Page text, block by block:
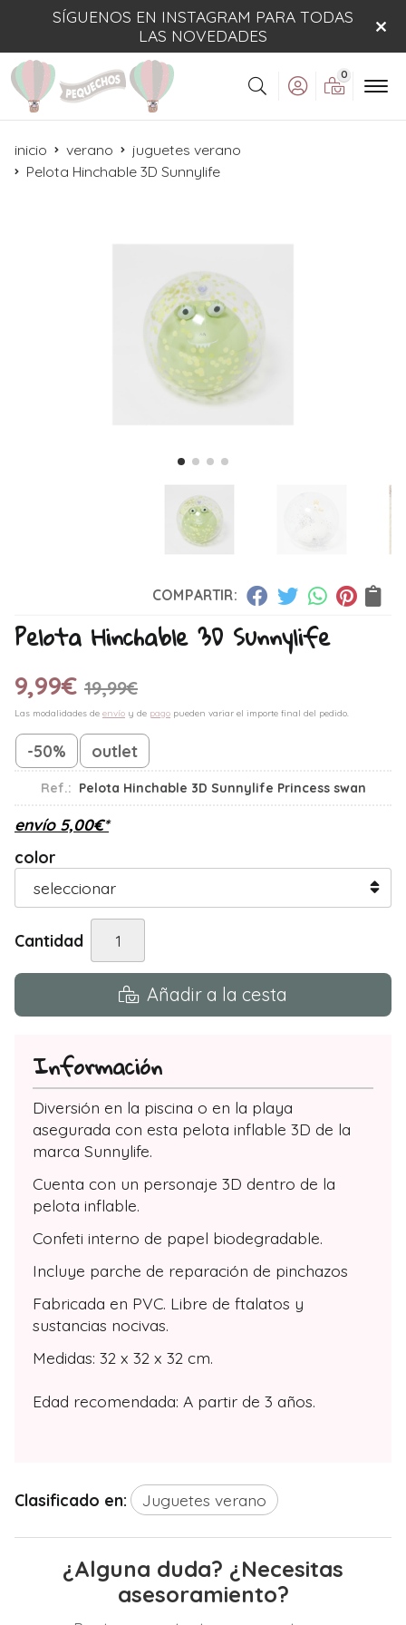
SÍGUENOS EN INSTAGRAM PARA TODAS
LAS NOVEDADES
Buscar
0
inicio verano
juguetes verano
Pelota Hinchable 3D Sunnylife
COMPARTIR:
Pelota Hinchable 3D Sunnylife
9,99€ 19,99€
Las modalidades de envío y de pago pueden variar el importe final del pedido.
-50% outlet
Ref.: Pelota Hinchable 3D Sunnylife Princess swan
envío 5,00€*
color
Cantidad
Añadir a la cesta
Información
Diversión en la piscina o en la playa
asegurada con esta pelota inflable 3D de la
marca Sunnylife.
Cuenta con un personaje 3D dentro de la
pelota inflable.
Confeti interno de papel biodegradable.
Incluye parche de reparación de pinchazos
Fabricada en PVC. Libre de ftalatos y
sustancias nocivas.
Medidas: 32 x 32 x 32 cm.
Edad recomendada: A partir de 3 años.
Clasificado en: Juguetes verano
¿Alguna duda? ¿Necesitas
asesoramiento?